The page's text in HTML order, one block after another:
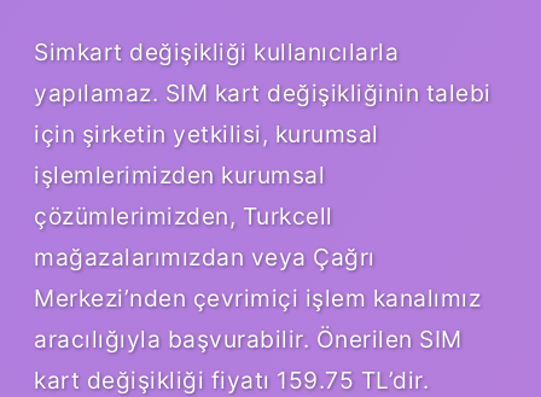
Simkart değişikliği kullanıcılarla
yapılamaz. SIM kart değişikliğinin talebi
için şirketin yetkilisi, kurumsal
işlemlerimizden kurumsal
çözümlerimizden, Turkcell
mağazalarımızdan veya Çağrı
Merkezi’nden çevrimiçi işlem kanalımız
aracılığıyla başvurabilir. Önerilen SIM
kart değişikliği fiyatı 159.75 TL’dir.